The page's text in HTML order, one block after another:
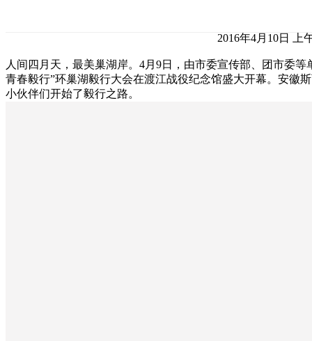
2016年4月10日 上
人间四月天，最美巢湖岸。4月9日，由市委宣传部、团市委等
青春毅行”环巢湖毅行大会在渡江战役纪念馆盛大开幕。安徽
小伙伴们开始了毅行之路。